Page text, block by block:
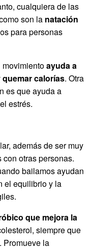
cualquiera de las
son la natación
para personas
ayuda a
quemar calorías. Otra
es que ayuda a
estrés.
además de ser muy
otras personas.
bailamos ayudan
el equilibrio y la
que mejora la
siempre que
Promueve la